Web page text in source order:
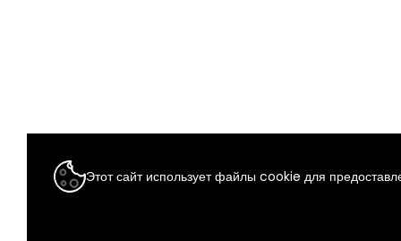
Этот сайт использует файлы cookie для